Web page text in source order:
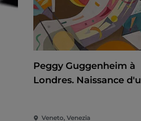
Peggy Guggenheim à
Londres. Naissance
Veneto, Venezia